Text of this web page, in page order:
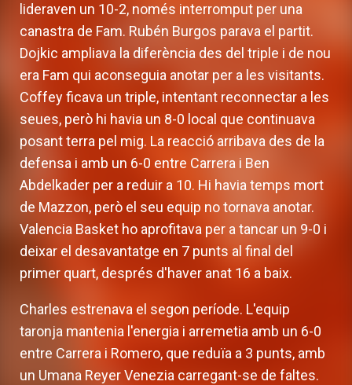
lideraven un 10-2, només interromput per una
canastra de Fam. Rubén Burgos parava el partit.
Dojkic ampliava la diferència des del triple i de nou
era Fam qui aconseguia anotar per a les visitants.
Coffey ficava un triple, intentant reconnectar a les
seues, però hi havia un 8-0 local que continuava
posant terra pel mig. La reacció arribava des de la
defensa i amb un 6-0 entre Carrera i Ben
Abdelkader per a reduir a 10. Hi havia temps mort
de Mazzon, però el seu equip no tornava anotar.
Valencia Basket ho aprofitava per a tancar un 9-0 i
deixar el desavantatge en 7 punts al final del
primer quart, després d'haver anat 16 a baix.
Charles estrenava el segon període. L'equip
taronja mantenia l'energia i arremetia amb un 6-0
entre Carrera i Romero, que reduïa a 3 punts, amb
un Umana Reyer Venezia carregant-se de faltes.